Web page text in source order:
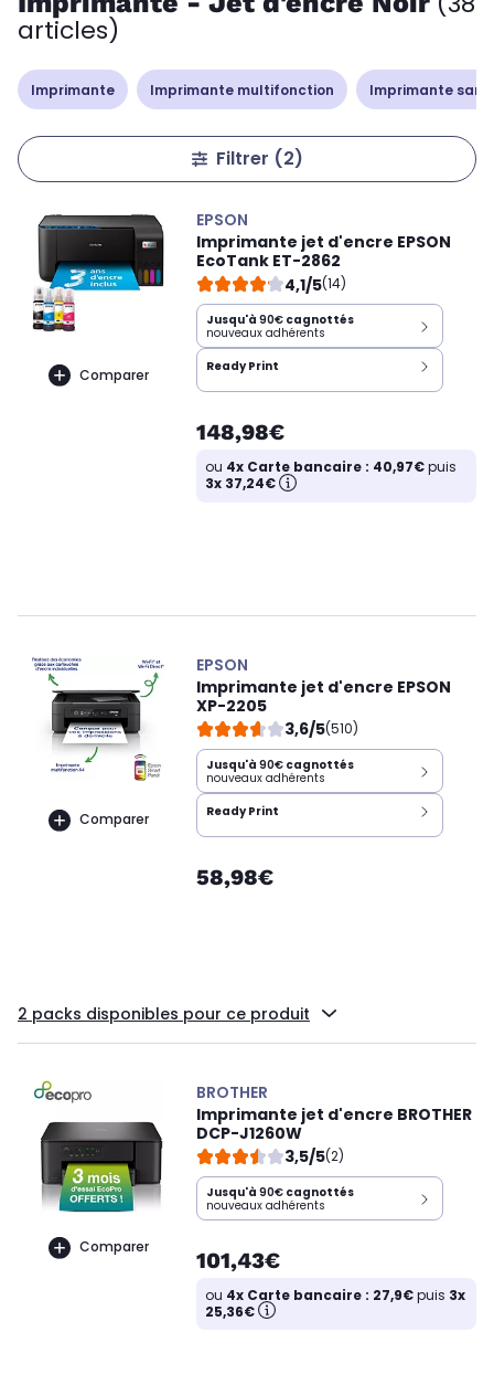
articles)
Imprimante Imprimante multifonction Imprimante
Filtrer (2)
Comparer
EPSON
Imprimante jet d'encre EPSON
EcoTank ET-2862
4,1/5(14)
Jusqu'à 90€ cagnottés
nouveaux adhérents
Ready Print
148,98€
ou 4x Carte bancaire : 40,97€puis
3x 37,24€
Comparer
EPSON
Imprimante jet d'encre EPSON
XP-2205
3,6/5(510)
Jusqu'à 90€ cagnottés
nouveaux adhérents
Ready Print
58,98€
2 packs disponibles pour ce produit
Comparer
BROTHER
Imprimante jet d'encre BROTHER
DCP-J1260W
3,5/5(2)
Jusqu'à 90€ cagnottés
nouveaux adhérents
101,43€
ou 4x Carte bancaire : 27,9€puis 3x
25,36€